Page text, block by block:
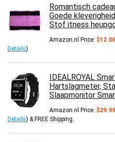
Romantisch
Goede
Stof itness
Amazon.nl Price: $12.06
Details)
IDEALROYAL
Hartslagmeter,
Slaapmonitor
Amazon.nl Price: $29.99
Details) & FREE Shipping